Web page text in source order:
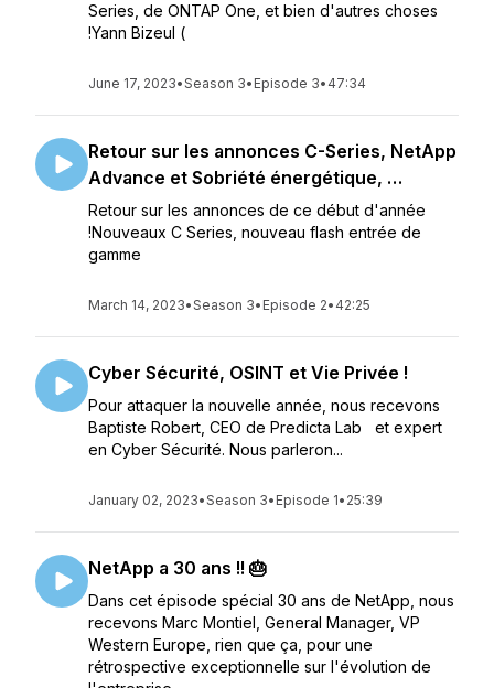
Series, de ONTAP One, et bien d'autres choses
!Yann Bizeul (
June 17, 2023•Season 3• Episode 3• 47:34
Retour sur les annonces C-Series, NetApp
Advance et Sobriété énergétique, …
Retour sur les annonces de ce début d'année
!Nouveaux C Series, nouveau flash entrée de
gamme
March 14, 2023•Season 3• Episode 2• 42:25
Cyber Sécurité, OSINT et Vie Privée !
Pour attaquer la nouvelle année, nous recevons
Baptiste Robert, CEO de Predicta Lab et expert
en Cyber Sécurité. Nous parleron...
January 02, 2023•Season 3• Episode 1• 25:39
NetApp a 30 ans !! 🎂
Dans cet épisode spécial 30 ans de NetApp, nous
recevons Marc Montiel, General Manager, VP
Western Europe, rien que ça, pour une
rétrospective exceptionnelle sur l'évolution de